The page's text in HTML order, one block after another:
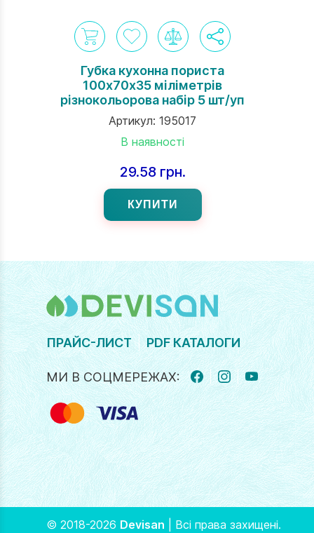
Губка кухонна пориста
100х70х35 міліметрів
різнокольорова набір 5 шт/уп
Артикул: 195017
В наявності
29.58 грн.
КУПИТИ
ПРАЙС-ЛИСТ PDF КАТАЛОГИ
МИ В СОЦМЕРЕЖАХ: FACEBOOK
INSTAGRAM
YOUTUBE
© 2018-2026 Devisan | Всі права захищені.